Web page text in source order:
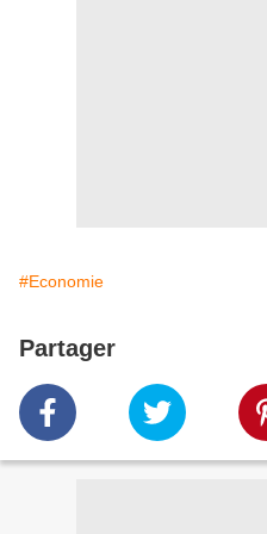
#Economie
Partager